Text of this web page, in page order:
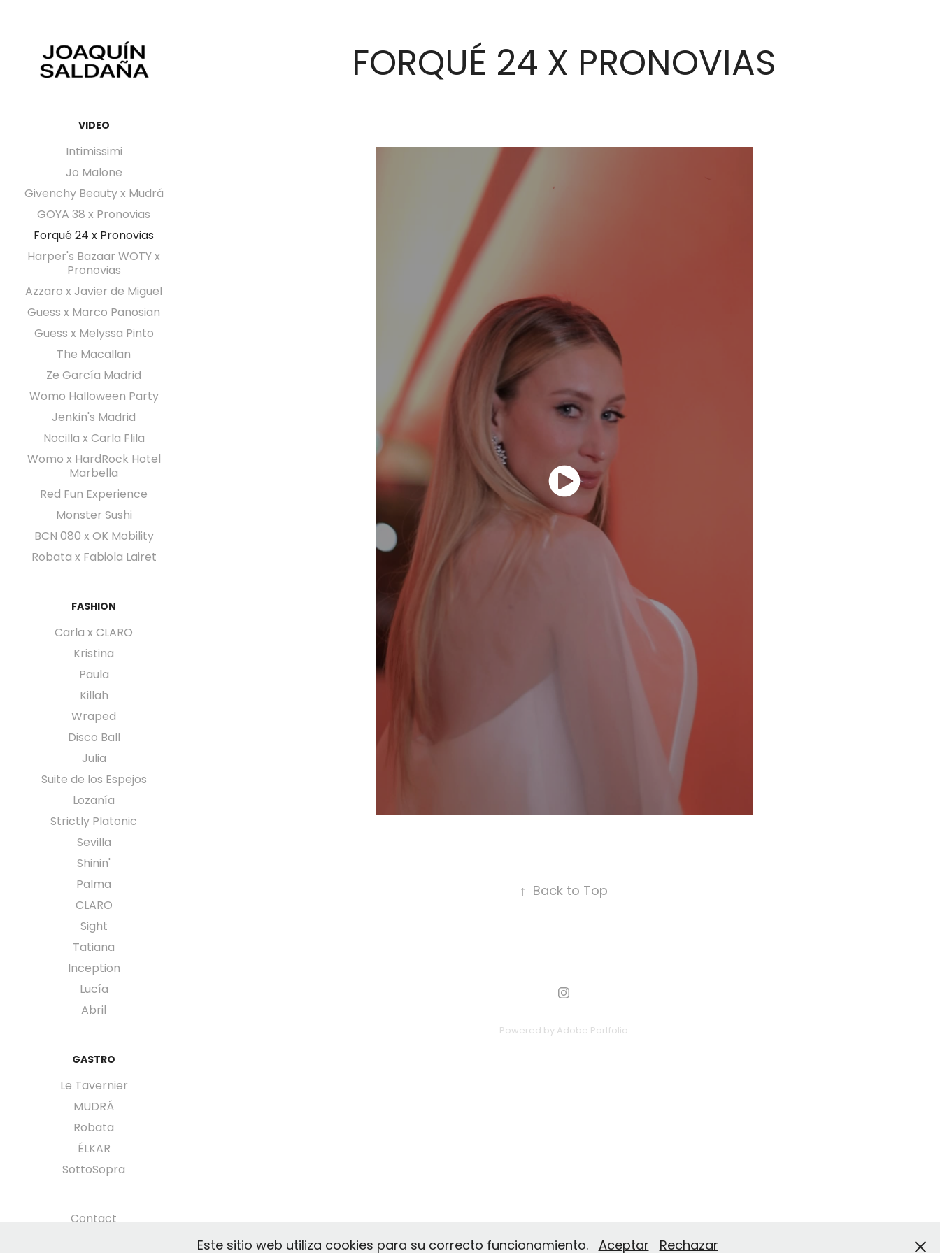
VIDEO
Intimissimi
Jo Malone
Givenchy Beauty x Mudrá
GOYA 38 x Pronovias
Forqué 24 x Pronovias
Harper's Bazaar WOTY x
Pronovias
Azzaro x Javier de Miguel
Guess x Marco Panosian
Guess x Melyssa Pinto
The Macallan
Ze García Madrid
Womo Halloween Party
Jenkin's Madrid
Nocilla x Carla Flila
Womo x HardRock Hotel
Marbella
Red Fun Experience
Monster Sushi
BCN 080 x OK Mobility
Robata x Fabiola Lairet
FASHION
Carla x CLARO
Kristina
Paula
Killah
Wraped
Disco Ball
Julia
Suite de los Espejos
Lozanía
Strictly Platonic
Sevilla
Shinin'
Palma
CLARO
Sight
Tatiana
Inception
Lucía
Abril
GASTRO
Le Tavernier
MUDRÁ
Robata
ÉLKAR
SottoSopra
Contact
FORQUÉ 24 X PRONOVIAS
↑ Back to Top
Powered byAdobe Portfolio
Este sitio web utiliza cookies para su correcto funcionamiento. Aceptar Rechazar